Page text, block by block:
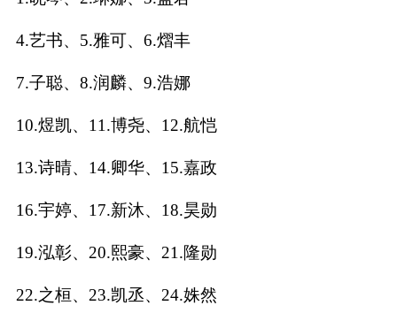
男孩名字打分
女孩名字打分
生
肖
4.艺书、5.雅可、6.熠丰
7.子聪、8.润麟、9.浩娜
10.煜凯、11.博尧、12.航恺
13.诗晴、14.卿华、15.嘉政
16.宇婷、17.新沐、18.昊勋
19.泓彰、20.熙豪、21.隆勋
22.之桓、23.凯丞、24.姝然